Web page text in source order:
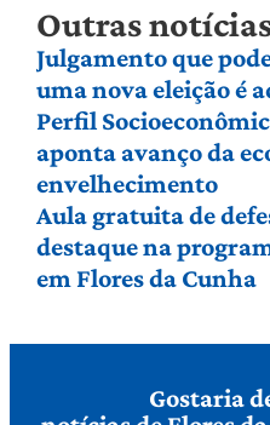
Outras
Julgamento que
uma nova eleição é
Perfil
aponta avanço da
envelhecimento
Aula gratuita de
destaque na
em Flores da Cunha
Gostaria